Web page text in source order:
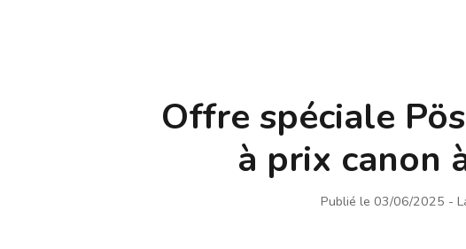
Offre spéciale
à prix canon
Publié le 03/06/2025 -